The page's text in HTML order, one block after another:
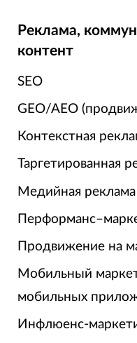
Реклама,
контент
SEO
GEO/AEO
Контекстная
Таргетированная
Медийная реклама
Продвижение на
Мобильный
мобильных
Инфлюенс-